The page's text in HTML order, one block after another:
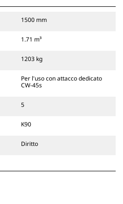
attacchi rapidi spinotto-benna
cingolati 311-352 e tutti
disponibili gli attacchi
attrezzi compatibili con il
di attacco dedicato CW
Gli attacchi dedicati CW
a cuneo per mantenere
attacchi dedicati CW sono
1500 mm
1.71 m³
1203 kg
Per l'uso con attacco dedicato
CW-45s
5
K90
Diritto